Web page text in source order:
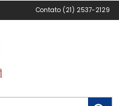
(21) 2537-2129